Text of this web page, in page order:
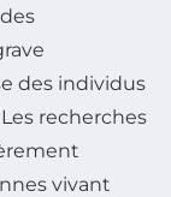
des individus
recherches
vivant